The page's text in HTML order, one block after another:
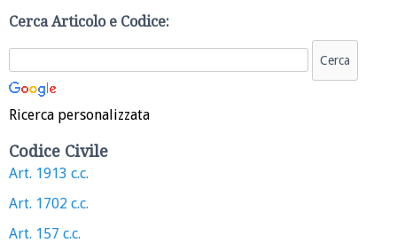
Cerca Articolo e Codice:
Ricerca personalizzata
Codice Civile
Art. 1913 c.c.
Art. 1702 c.c.
Art. 157 c.c.